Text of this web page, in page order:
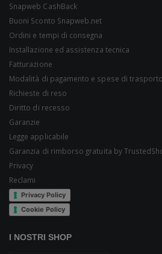
Snapweb CashBack
Buoni Sconto Snapweb.net
Ordini e tempi di consegna
Installazione ed assistenza tecnica
Fatturazione
Modalità di pagamento e spese di trasporto
Richieste di reso
Diritto di recesso
Garanzie
Legge applicabile
Garanzia di rimborso gratuita by
Privacy
Reclami
Privacy Policy
Cookie Policy
I NOSTRI SHOP